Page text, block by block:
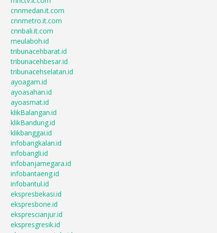
cnnmedan.it.com
cnnmetro.it.com
cnnbali.it.com
meulaboh.id
tribunacehbarat.id
tribunacehbesar.id
tribunacehselatan.id
ayoagam.id
ayoasahan.id
ayoasmat.id
klikBalangan.id
klikBandung.id
klikbanggai.id
infobangkalan.id
infobangli.id
infobanjarnegara.id
infobantaeng.id
infobantul.id
ekspresbekasi.id
ekspresbone.id
eksprescianjur.id
ekspresgresik.id